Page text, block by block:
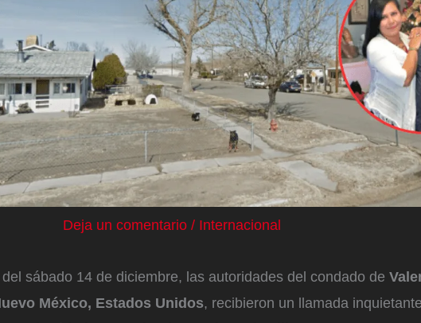
Deja un comentario / Internacional
sábado 14 de diciembre, las autoridades del condado de
México, Estados Unidos, recibieron un llamada